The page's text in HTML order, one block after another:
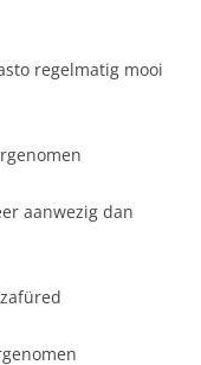
mooi
dan